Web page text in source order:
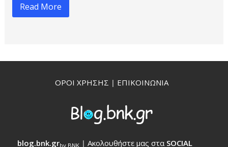
Read More
ΟΡΟΙ ΧΡΗΣΗΣ | ΕΠΙΚΟΙΝΩΝΙΑ
blog.bnk.grby BNK |Ακολουθήστε μας στα SOCIAL